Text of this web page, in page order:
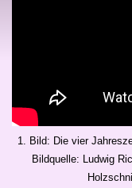
1. Bild: Die vier
Bildquelle: Ludwig